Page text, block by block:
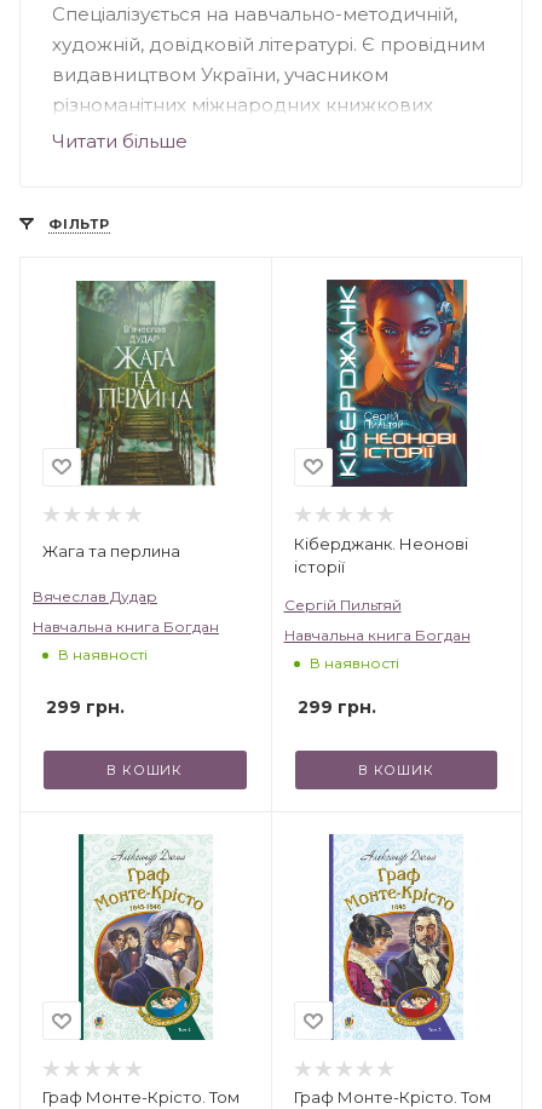
Спеціалізується на навчально-методичній,
художній, довідковій літературі. Є провідним
видавництвом України, учасником
різноманітних міжнародних книжкових
виставок. Основна частина книг
тренажери, збірники творів тощо). «Богдан»
навчання, образотворчого мистецтва, а
також нотні видання.
Читати більше
ФІЛЬТР
Жага та перлина
Вячеслав Дудар
Навчальна книга Богдан
В наявності
299 грн.
В КОШИК
Кіберджанк. Неонові
історії
Сергій Пильтяй
Навчальна книга Богдан
В наявності
299 грн.
В КОШИК
Граф Монте-Крісто. Том
Граф Монте-Крісто. Том